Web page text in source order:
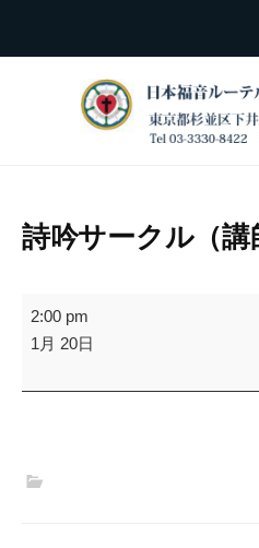
詩吟サークル（講
詩
吟
ー
2:00 pm
1月 20日